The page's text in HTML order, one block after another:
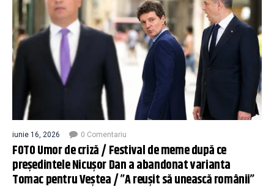
iunie 16, 2026 0 Comentariu
FOTO Umor de criză / Festival de meme după ce
președintele Nicușor Dan a abandonat varianta
Tomac pentru Veștea / ”A reușit să unească românii”